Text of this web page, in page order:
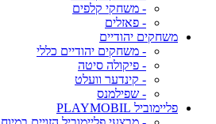
- משחקי קלפים
- פאזלים
משחקים יהודיים
- משחקים יהודיים כללי
- פיקולה סיטה
- קינדער וועלט
- שפילמנס
פליימוביל PLAYMOBIL